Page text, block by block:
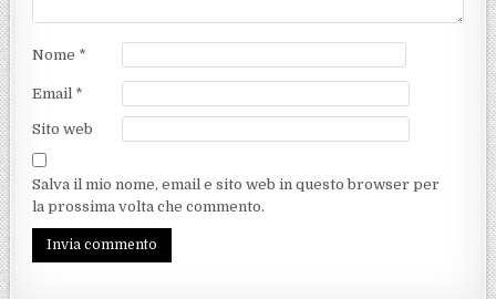
Nome *
Email *
Sito web
Salva il mio nome, email e sito web in questo browser per
la prossima volta che commento.